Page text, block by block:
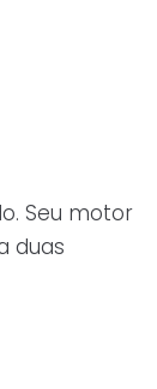
Seu motor
duas